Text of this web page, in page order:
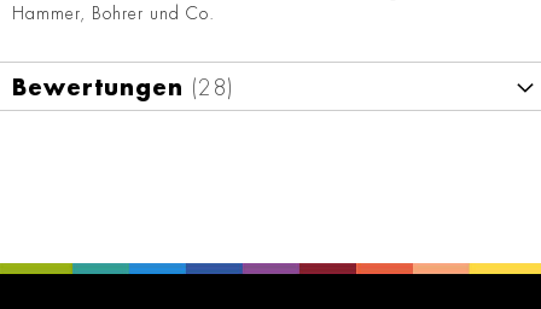
Hammer, Bohrer und Co.
Bewertungen 28